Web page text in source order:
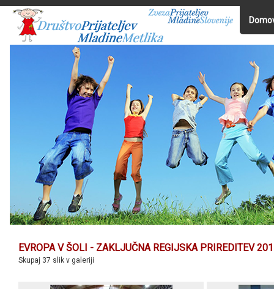
EVROPA V ŠOLI - ZAKLJUČNA REGIJSKA PRIREDITEV
Skupaj 37 slik v galeriji